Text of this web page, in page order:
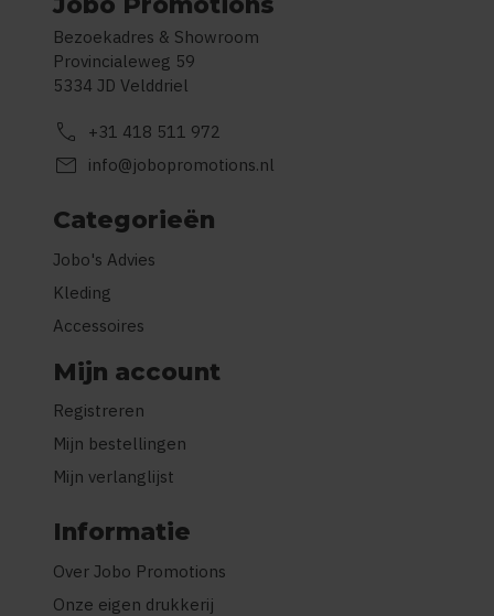
Bezoekadres & Showroom
Provincialeweg 59
5334 JD Velddriel
call +31 418 511 972
mail info@jobopromotions.nl
Categorieën
Jobo's Advies
Kleding
Accessoires
Mijn account
Registreren
Mijn bestellingen
Mijn verlanglijst
Informatie
Over Jobo Promotions
Onze eigen drukkerij